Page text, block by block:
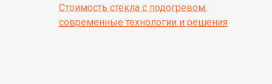
Стоимость стекла с подогревом:
современные технологии и решения